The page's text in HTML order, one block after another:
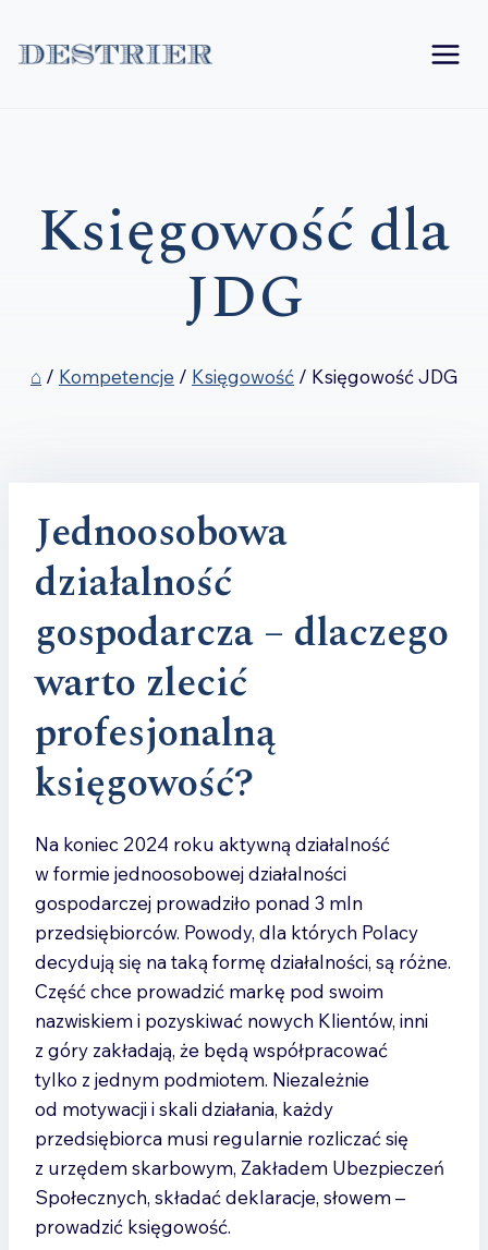
do
Księgowość dla
JDG
⌂ / Kompetencje / Księgowość / Księgowość JDG
Jednoosobowa
działalność
gospodarcza – dlaczego
warto zlecić
profesjonalną
księgowość?
Na koniec 2024 roku aktywną działalność
w formie jednoosobowej działalności
gospodarczej prowadziło ponad 3 mln
przedsiębiorców. Powody, dla których Polacy
decydują się na taką formę działalności, są różne.
Część chce prowadzić markę pod swoim
nazwiskiem i pozyskiwać nowych Klientów, inni
z góry zakładają, że będą współpracować
tylko z jednym podmiotem. Niezależnie
od motywacji i skali działania, każdy
przedsiębiorca musi regularnie rozliczać się
z urzędem skarbowym, Zakładem Ubezpieczeń
Społecznych, składać deklaracje, słowem –
prowadzić księgowość.